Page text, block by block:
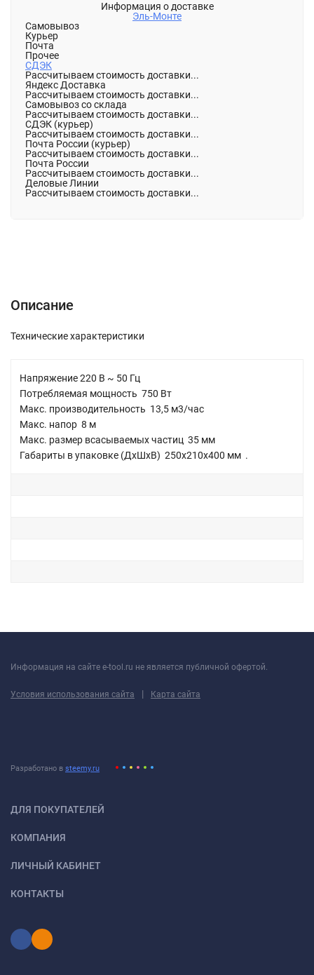
Информация о доставке
Эль-Монте
Самовывоз
Курьер
Почта
Прочее
СДЭК
Рассчитываем стоимость доставки...
Яндекс Доставка
Рассчитываем стоимость доставки...
Самовывоз со склада
Рассчитываем стоимость доставки...
СДЭК (курьер)
Рассчитываем стоимость доставки...
Почта России (курьер)
Рассчитываем стоимость доставки...
Почта России
Рассчитываем стоимость доставки...
Деловые Линии
Рассчитываем стоимость доставки...
Описание
Технические характеристики
Напряжение 220 В ~ 50 Гц
Потребляемая мощность 750 Вт
Макс. производительность 13,5 м3/час
Макс. напор 8 м
Макс. размер всасываемых частиц 35 мм
Габариты в упаковке (ДхШхВ) 250х210х400 мм .
Информация на сайте e-tool.ru не является публичной офертой.
Условия использования сайта | Карта сайта
Разработано в steemy.ru
ДЛЯ ПОКУПАТЕЛЕЙ
КОМПАНИЯ
ЛИЧНЫЙ КАБИНЕТ
КОНТАКТЫ